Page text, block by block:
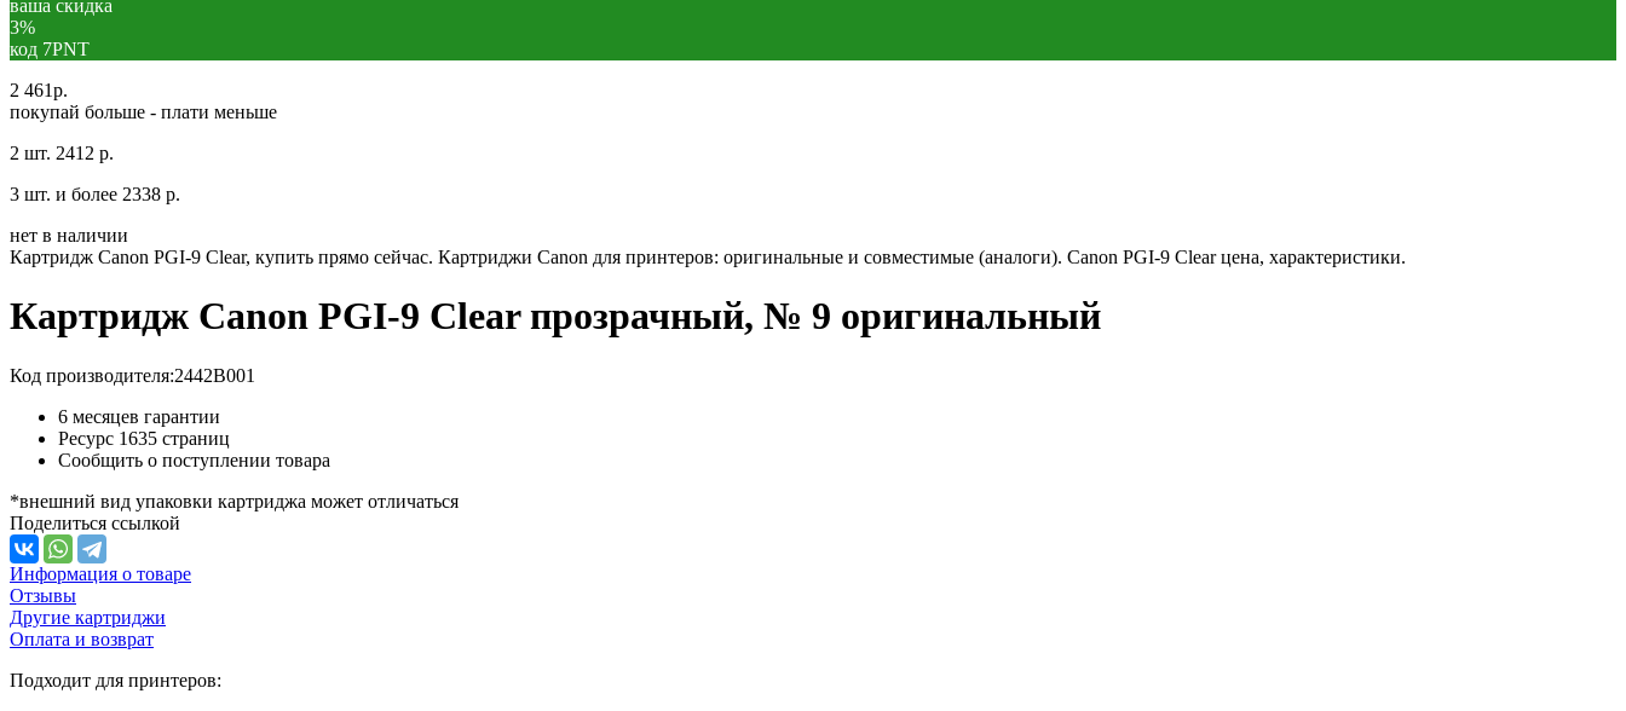
ваша скидка
3%
код 7PNT
2 461р.
покупай больше - плати меньше
2 шт. 2412 р.
3 шт. и более 2338 р.
нет в наличии
Картридж Canon PGI-9 Clear, купить прямо сейчас. Картриджи Canon для принтеров: оригинальные и совместимые (аналоги). Canon PGI-9 Clear цена, характеристики.
Картридж Canon PGI-9 Clear прозрачный, № 9 оригинальный
Код производителя:2442B001
6 месяцев гарантии
Ресурс 1635 страниц
Сообщить о поступлении товара
*внешний вид упаковки картриджа может отличаться
Поделиться ссылкой
Информация о товаре
Отзывы
Другие картриджи
Оплата и возврат
Подходит для принтеров: